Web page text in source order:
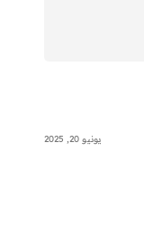
يونيو 20, 2025